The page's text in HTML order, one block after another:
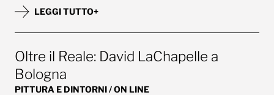
LEGGI TUTTO+
Oltre il Reale: David LaChapelle a
Bologna
PITTURA E DINTORNI / ON LINE